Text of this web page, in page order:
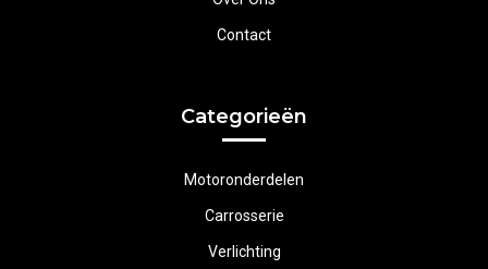
Contact
Categorieën
Motoronderdelen
Carrosserie
Verlichting